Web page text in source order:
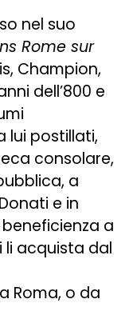
nel suo
Rome sur
Champion,
dell’800 e
lui postillati,
consolare,
a
e in
a
li acquista dal
Roma, o da